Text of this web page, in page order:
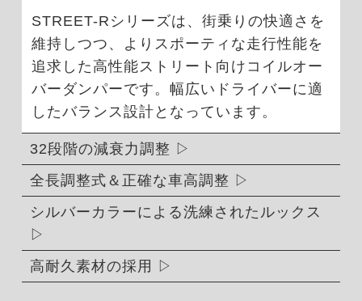
STREET-Rシリーズは、街乗りの快適さを
維持しつつ、よりスポーティな走行性能を
追求した高性能ストリート向けコイルオー
バーダンパーです。幅広いドライバーに適
したバランス設計となっています。
32段階の減衰力調整
全長調整式＆正確な車高調整
シルバーカラーによる洗練されたルックス
高耐久素材の採用